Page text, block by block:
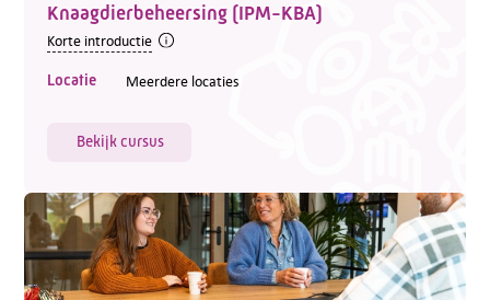
Knaagdierbeheersing (IPM-KBA)
Korte introductie
Locatie Meerdere locaties
Bekijk cursus